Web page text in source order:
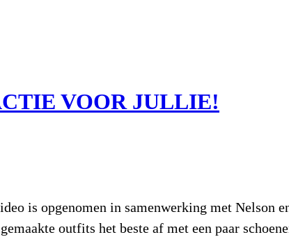
VOOR JULLIE!
is opgenomen in samenwerking met Nelson
outfits het beste af met een paar